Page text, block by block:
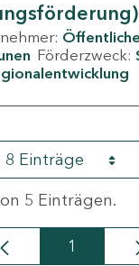
Förderzweck:
8 Einträge
5 Einträgen.
Seite
1